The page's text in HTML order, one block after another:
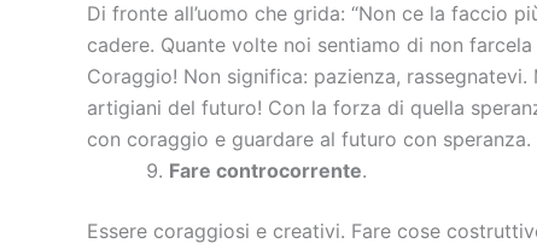
Di fronte all’uomo che grida: “Non ce la faccio
cadere. Quante volte noi sentiamo di non
Coraggio! Non significa: pazienza,
artigiani del futuro! Con la forza di quella
con coraggio e guardare al futuro con speranza.
Fare controcorrente.
Essere coraggiosi e creativi. Fare cose